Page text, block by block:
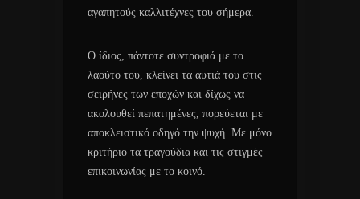
αγαπητούς καλλιτέχνες του σήμερα.
Ο ίδιος, πάντοτε συντροφιά με το
λαούτο του, κλείνει τα αυτιά του στις
σειρήνες των εποχών και δίχως να
ακολουθεί πεπατημένες, πορεύεται με
αποκλειστικό οδηγό την ψυχή. Με μόνο
κριτήριο τα τραγούδια και τις στιγμές
επικοινωνίας με το κοινό.